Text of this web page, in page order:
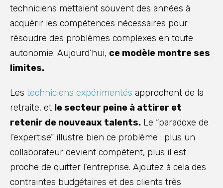
techniciens mettaient souvent des années à
acquérir les compétences nécessaires pour
résoudre des problèmes complexes en toute
autonomie. Aujourd’hui, ce modèle montre ses
limites.
Les techniciens expérimentés approchent de la
retraite, et le secteur peine à attirer et
retenir de nouveaux talents. Le “paradoxe de
l’expertise” illustre bien ce problème : plus un
collaborateur devient compétent, plus il est
proche de quitter l’entreprise. Ajoutez à cela des
contraintes budgétaires et des clients très